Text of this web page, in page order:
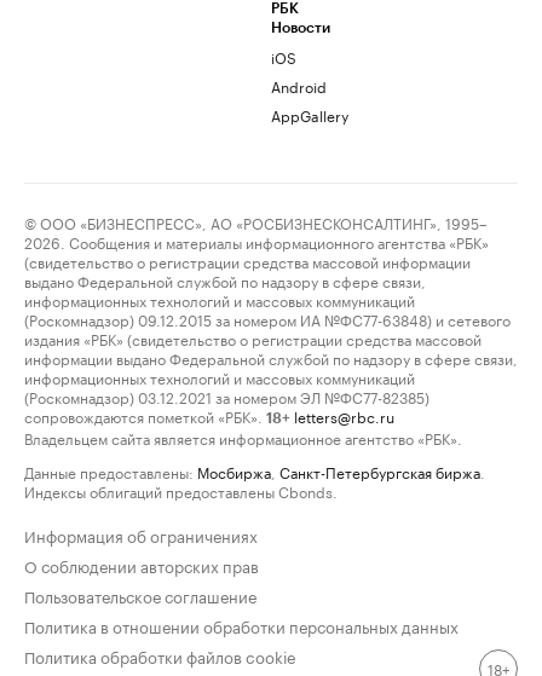
РБК
Новости
iOS
Android
AppGallery
© ООО «БИЗНЕСПРЕСС», АО «РОСБИЗНЕСКОНСАЛТИНГ», 1995–
2026. Сообщения и материалы информационного агентства «РБК»
(свидетельство о регистрации средства массовой информации
выдано Федеральной службой по надзору в сфере связи,
информационных технологий и массовых коммуникаций
(Роскомнадзор) 09.12.2015 за номером ИА №ФС77-63848) и сетевого
издания «РБК» (свидетельство о регистрации средства массовой
информации выдано Федеральной службой по надзору в сфере связи,
информационных технологий и массовых коммуникаций
(Роскомнадзор) 03.12.2021 за номером ЭЛ №ФС77-82385)
сопровождаются пометкой «РБК».
18+ letters@rbc.ru
Владельцем сайта является информационное агентство «РБК».
Данные предоставлены: Мосбиржа Санкт-Петербургская биржа
Индексы облигаций предоставлены Cbonds.
Информация об ограничениях
О соблюдении авторских прав
Пользовательское соглашение
Политика в отношении обработки персональных данных
Политика обработки файлов cookie
18+